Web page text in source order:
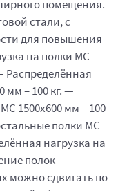
помещения.
стали, с
для повышения
на полки МС
Распределённая
– 100 кг. —
1500х600 мм – 100
полки МС
нагрузка на
полок
можно сдвигать по